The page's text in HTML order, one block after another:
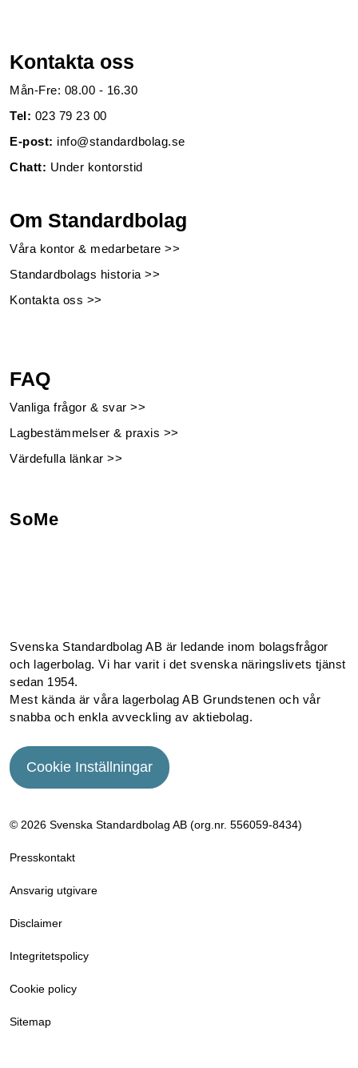
Kontakta oss
Mån-Fre: 08.00 - 16.30
Tel: 023 79 23 00
E-post: info@standardbolag.se
Chatt: Under kontorstid
Om Standardbolag
Våra kontor & medarbetare >>
Standardbolags historia >>
Kontakta oss >>
FAQ
Vanliga frågor & svar >>
Lagbestämmelser & praxis >>
Värdefulla länkar >>
SoMe
Svenska Standardbolag AB är ledande inom bolagsfrågor
och lagerbolag. Vi har varit i det svenska näringslivets tjänst
sedan 1954.
Mest kända är våra lagerbolag AB Grundstenen och vår
snabba och enkla avveckling av aktiebolag.
Cookie Inställningar
© 2026 Svenska Standardbolag AB (org.nr. 556059­-8434)
Presskontakt
Ansvarig utgivare
Disclaimer
Integritetspolicy
Cookie policy
Sitemap